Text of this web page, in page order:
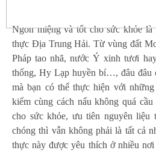
Ngon miệng và tốt cho sức khỏe
thực Địa Trung Hải. Từ vùng đất
Pháp tao nhã, nước Ý xinh tươi
thống, Hy Lạp huyền bí…, đâu đâu
mà bạn có thể thực hiện với
kiếm cùng cách nấu không quá
cho sức khỏe, ưu tiên nguyên liệu
chóng thì vẫn không phải là tất cả
thực này được yêu thích ở nhiều